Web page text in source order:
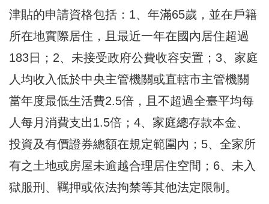
津貼的申請資格包括：1、年滿65歲，並在戶籍
所在地實際居住，且最近一年在國內居住超過
183日；2、未接受政府公費收容安置；3、家庭
人均收入低於中央主管機關或直轄市主管機關
當年度最低生活費2.5倍，且不超過全臺平均每
人每月消費支出1.5倍；4、家庭總存款本金、
投資及有價證券總額在規定範圍內；5、全家所
有之土地或房屋未逾越合理居住空間；6、未入
獄服刑、羈押或依法拘禁等其他法定限制。